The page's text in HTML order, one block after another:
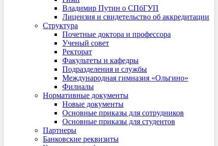
Владимир Путин о СПбГУП
Лицензия и свидетельство об аккредитации
Структура
Почетные доктора и профессора
Ученый совет
Ректорат
Факультеты и кафедры
Подразделения и службы
Международная гимназия «Ольгино»
Филиалы
Нормативные документы
Новые документы
Основные приказы для сотрудников
Основные приказы для студентов
Партнеры
Банковские реквизиты